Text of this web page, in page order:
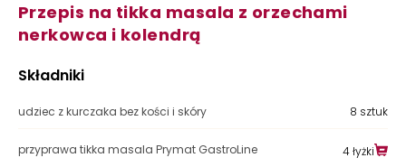
Przepis na tikka masala z orzechami
nerkowca i kolendrą
Składniki
udziec z kurczaka bez kości i skóry 8 sztuk
przyprawa tikka masala Prymat GastroLine 4 łyżki